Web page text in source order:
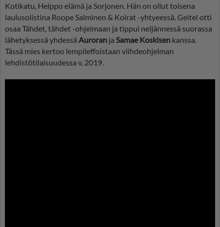
Kotikatu, Helppo elämä ja Sorjonen. Hän on ollut toisena
laulusolistina Roope Salminen & Koirat -yhtyeessä. Geitel otti
osaa Tähdet, tähdet -ohjelmaan ja tippui neljännessä suorassa
lähetyksessä yhdessä Auroran ja Samae Koskisen kanssa.
Tässä mies kertoo lempileffoistaan viihdeohjelman
lehdistötilaisuudessa v. 2019.